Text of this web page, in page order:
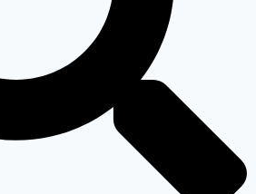
Haryana के किसानों को ‘नायाब’ राहत, CM
सैनी ने 6 महीने के लिए बिजली बिल किया माफ
Elderly people will get respect
and support : मोदी का यह कार्ड दिलाएगा
बुजुर्गों को सम्मान और सहारा !
PM Modi’s
Haryana visit finalized: इस दिन